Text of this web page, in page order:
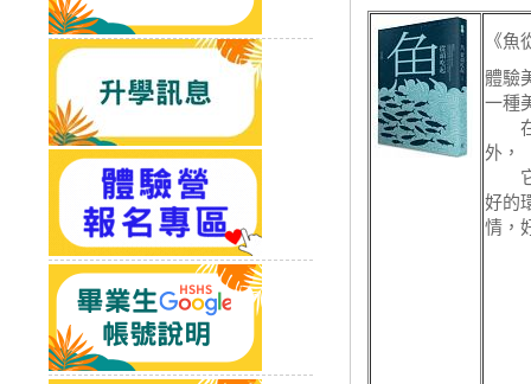
《魚
體驗
一種
在
外，
它
好的
情，